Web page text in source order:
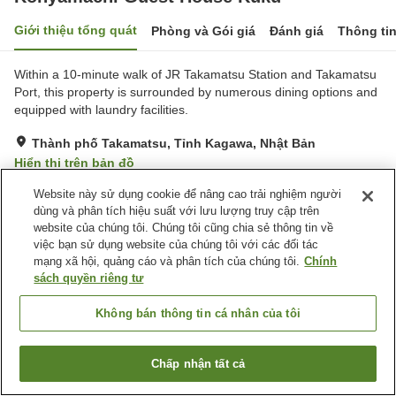
Giới thiệu tổng quát Phòng và Gói giá Đánh giá Thông
Within a 10-minute walk of JR Takamatsu Station and Takamatsu
Port, this property is surrounded by numerous dining options and
equipped with laundry facilities.
Thành phố Takamatsu, Tỉnh Kagawa, Nhật Bản
Hiển thị trên bản đồ
Rất tốt Đánh giá:1lượt
Trang chủ Nhật Bản Tỉnh Kagawa
Thành phố Takamatsu
Konyamachi Guest House Kuku
Tìm phòng trống
Website này sử dụng cookie để nâng cao trải nghiệm người
dùng và phân tích hiệu suất với lưu lượng truy cập trên
website của chúng tôi. Chúng tôi cũng chia sẻ thông tin về
việc bạn sử dụng website của chúng tôi với các đối tác
mạng xã hội, quảng cáo và phân tích của chúng tôi. Chính
sách quyền riêng tư
Không bán thông tin cá nhân của tôi
Chấp nhận tất cả